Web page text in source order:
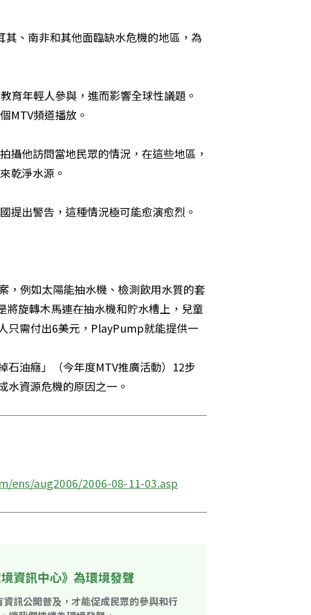
、南非和其他面臨缺水危機的地區，為
育年輕人參與，進而影響全球性議題。
MTV頻道播放。
攝他訪問當地民眾的情況，在這些地區，
乾淨水源。
提出警告，這種情況極可能愈演愈烈。
，例如太陽能抽水機、檢測飲用水質的套
旋轉木馬連在抽水機和貯水槽上，兒童
只需付出6美元，PlayPump就能提供一
石油癮」（今年度MTV推廣活動）12步
水資源危機的原因之一。
ens/aug2006/2006-08-11-03.asp
資訊中心》為環境發聲
訊公開普及，才能促成民眾的參與和行